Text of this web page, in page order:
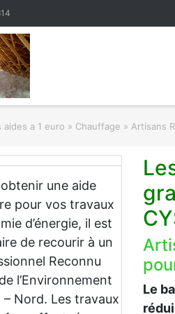
aides a 1 euro » Chauffage » Artisans
une aide
pour vos travaux
d’énergie, il est
de recourir à un
Reconnu
l’Environnement
– Nord. Les travaux
Le